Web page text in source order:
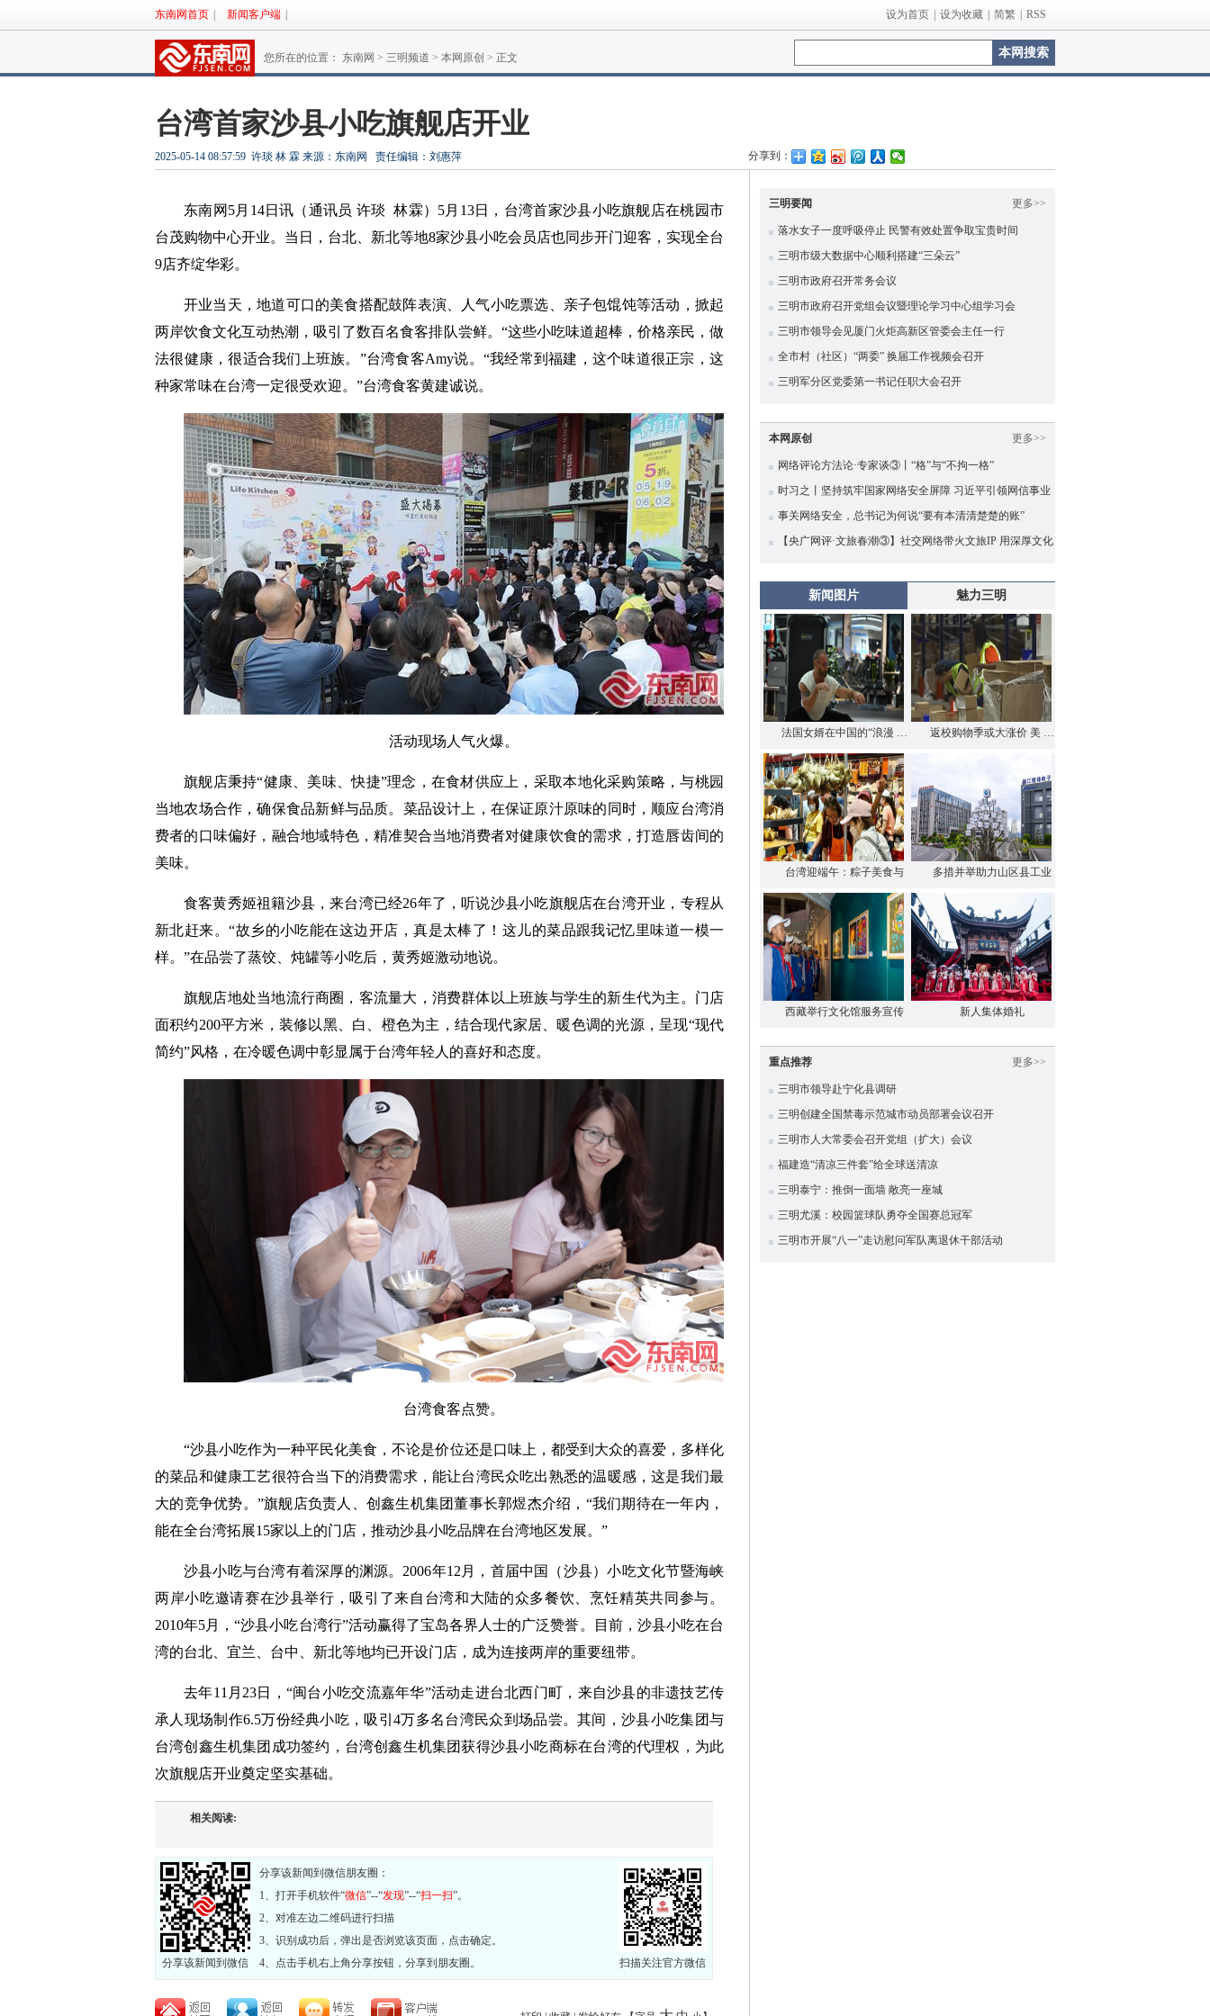
东南网首页 新闻客户端 设为首页 设为收藏 简繁 RSS
您所在的位置： 东南网 > 三明频道 > 本网原创 > 正文
台湾首家沙县小吃旗舰店开业
2025-05-14 08:57:59 许琰 林 霖 来源：东南网 责任编辑：刘惠萍 分享到：
东南网5月14日讯（通讯员 许琰 林霖）5月13日，台湾首家沙县小吃旗舰店在桃园市
台茂购物中心开业。当日，台北、新北等地8家沙县小吃会员店也同步开门迎客，实现全台
9店齐绽华彩。
开业当天，地道可口的美食搭配鼓阵表演、人气小吃票选、亲子包馄饨等活动，掀起
两岸饮食文化互动热潮，吸引了数百名食客排队尝鲜。“这些小吃味道超棒，价格亲民，做
法很健康，很适合我们上班族。”台湾食客Amy说。“我经常到福建，这个味道很正宗，这
种家常味在台湾一定很受欢迎。”台湾食客黄建诚说。
活动现场人气火爆。
旗舰店秉持“健康、美味、快捷”理念，在食材供应上，采取本地化采购策略，与桃园
当地农场合作，确保食品新鲜与品质。菜品设计上，在保证原汁原味的同时，顺应台湾消
费者的口味偏好，融合地域特色，精准契合当地消费者对健康饮食的需求，打造唇齿间的
美味。
食客黄秀姬祖籍沙县，来台湾已经26年了，听说沙县小吃旗舰店在台湾开业，专程从
新北赶来。“故乡的小吃能在这边开店，真是太棒了！这儿的菜品跟我记忆里味道一模一
样。”在品尝了蒸饺、炖罐等小吃后，黄秀姬激动地说。
旗舰店地处当地流行商圈，客流量大，消费群体以上班族与学生的新生代为主。门店
面积约200平方米，装修以黑、白、橙色为主，结合现代家居、暖色调的光源，呈现“现代
简约”风格，在冷暖色调中彰显属于台湾年轻人的喜好和态度。
台湾食客点赞。
“沙县小吃作为一种平民化美食，不论是价位还是口味上，都受到大众的喜爱，多样化
的菜品和健康工艺很符合当下的消费需求，能让台湾民众吃出熟悉的温暖感，这是我们最
大的竞争优势。”旗舰店负责人、创鑫生机集团董事长郭煜杰介绍，“我们期待在一年内，
能在全台湾拓展15家以上的门店，推动沙县小吃品牌在台湾地区发展。”
沙县小吃与台湾有着深厚的渊源。2006年12月，首届中国（沙县）小吃文化节暨海峡
两岸小吃邀请赛在沙县举行，吸引了来自台湾和大陆的众多餐饮、烹饪精英共同参与。
2010年5月，“沙县小吃台湾行”活动赢得了宝岛各界人士的广泛赞誉。目前，沙县小吃在台
湾的台北、宜兰、台中、新北等地均已开设门店，成为连接两岸的重要纽带。
去年11月23日，“闽台小吃交流嘉年华”活动走进台北西门町，来自沙县的非遗技艺传
承人现场制作6.5万份经典小吃，吸引4万多名台湾民众到场品尝。其间，沙县小吃集团与
台湾创鑫生机集团成功签约，台湾创鑫生机集团获得沙县小吃商标在台湾的代理权，为此
次旗舰店开业奠定坚实基础。
相关阅读:
扫描关注官方微信
分享该新闻到微信
分享该新闻到微信朋友圈：
1、打开手机软件“微信”--“发现”--“扫一扫”。
2、对准左边二维码进行扫描
3、识别成功后，弹出是否浏览该页面，点击确定。
4、点击手机右上角分享按钮，分享到朋友圈。
更多>>
三明要闻
落水女子一度呼吸停止 民警有效处置争取宝贵时间
三明市级大数据中心顺利搭建“三朵云”
三明市政府召开常务会议
三明市政府召开党组会议暨理论学习中心组学习会
三明市领导会见厦门火炬高新区管委会主任一行
全市村（社区）“两委” 换届工作视频会召开
三明军分区党委第一书记任职大会召开
更多>>
本网原创
网络评论方法论·专家谈③丨“格”与“不拘一格”
时习之丨坚持筑牢国家网络安全屏障 习近平引领网信事业
高质量发展
事关网络安全，总书记为何说“要有本清清楚楚的账”
【央广网评·文旅春潮③】社交网络带火文旅IP 用深厚文化
新闻图片 魅力三明
法国女婿在中国的“浪漫 … 返校购物季或大涨价 美 …
台湾迎端午：粽子美食与
…
多措并举助力山区县工业
西藏举行文化馆服务宣传
新人集体婚礼
更多>>
重点推荐
三明市领导赴宁化县调研
三明创建全国禁毒示范城市动员部署会议召开
三明市人大常委会召开党组（扩大）会议
福建造“清凉三件套”给全球送清凉
三明泰宁：推倒一面墙 敞亮一座城
三明尤溪：校园篮球队勇夺全国赛总冠军
三明市开展“八一”走访慰问军队离退休干部活动